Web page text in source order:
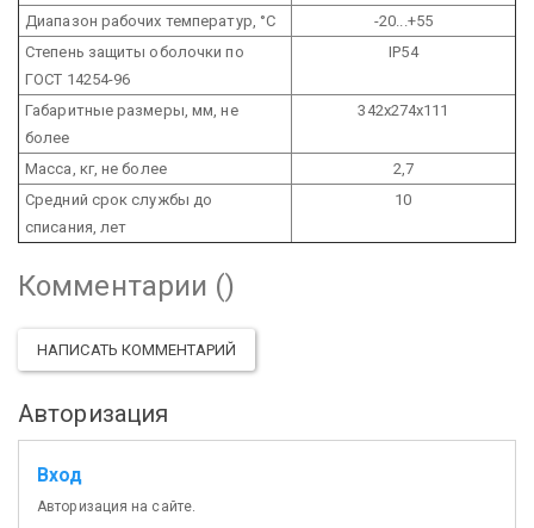
Диапазон рабочих температур, °С
-20...+55
Степень защиты оболочки по
ГОСТ 14254-96
IP54
Габаритные размеры, мм, не
более
342х274х111
Масса, кг, не более
2,7
Средний срок службы до
списания, лет
10
Комментарии ()
НАПИСАТЬ КОММЕНТАРИЙ
Авторизация
Вход
Авторизация на сайте.